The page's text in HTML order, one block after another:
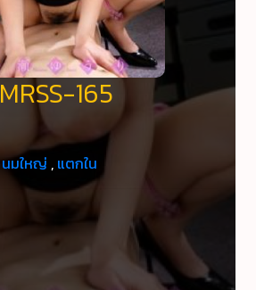
MRSS-165
นมใหญ่ , แตกใน